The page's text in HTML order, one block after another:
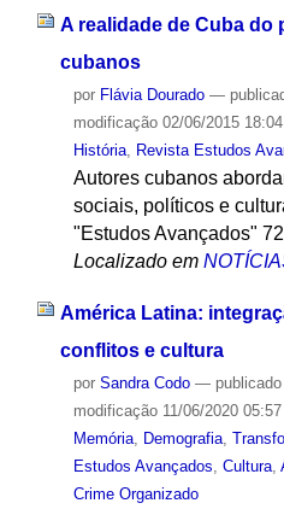
A realidade de Cuba do
cubanos
por Flávia Dourado —
modificação02/06/2015 18:04
História, Revista Estudos
Autores cubanos
sociais, políticos e
"Estudos Avançados"
Localizado em
América Latina:
conflitos e cultura
por Sandra Codo — publicado
modificação11/06/2020 05:57
Memória, Demografia,
Estudos Avançados Cultura,
Crime Organizado